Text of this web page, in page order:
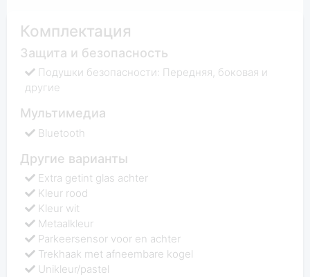
Комплектация
Защита и безопасность
Подушки безопасности: Передняя, боковая и
другие
Мультимедиа
Bluetooth
Другие варианты
Extra getint glas achter
Kleur rood
Kleur wit
Metaalkleur
Parkeersensor voor en achter
Trekhaak met afneembare kogel
Unikleur/pastel